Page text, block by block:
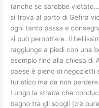
(anche se sarebbe
si trova al porto di Gefira
ogni tanto passa e
si può pernottare. Il
raggiunge a piedi con una
esempio fino alla chiesa di
paese è pieno di negozietti
turistico ma da non
Lungo la strada che
bagno tra gli scogli (c’è